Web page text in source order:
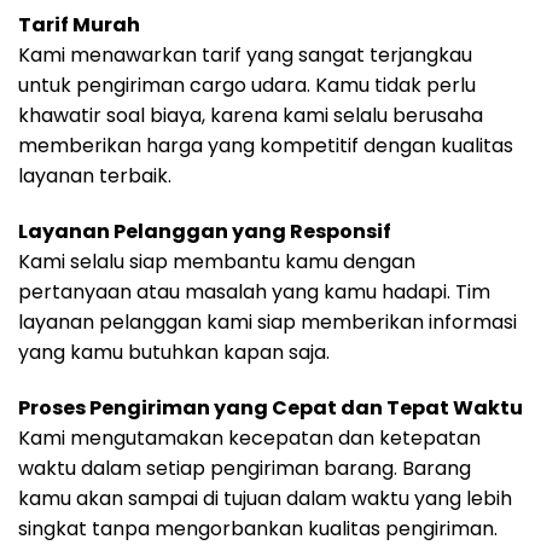
Tarif Murah
Kami menawarkan tarif yang sangat terjangkau
untuk pengiriman cargo udara. Kamu tidak perlu
khawatir soal biaya, karena kami selalu berusaha
memberikan harga yang kompetitif dengan kualitas
layanan terbaik.
Layanan Pelanggan yang Responsif
Kami selalu siap membantu kamu dengan
pertanyaan atau masalah yang kamu hadapi. Tim
layanan pelanggan kami siap memberikan informasi
yang kamu butuhkan kapan saja.
Proses Pengiriman yang Cepat dan Tepat Waktu
Kami mengutamakan kecepatan dan ketepatan
waktu dalam setiap pengiriman barang. Barang
kamu akan sampai di tujuan dalam waktu yang lebih
singkat tanpa mengorbankan kualitas pengiriman.